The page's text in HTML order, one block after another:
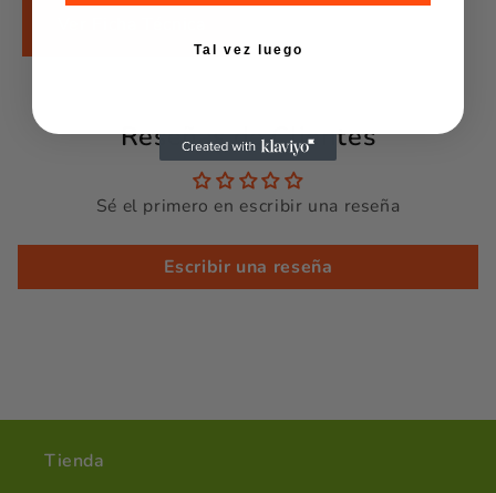
Reseñas de Clientes
Sé el primero en escribir una reseña
Escribir una reseña
Tienda
Tal vez luego